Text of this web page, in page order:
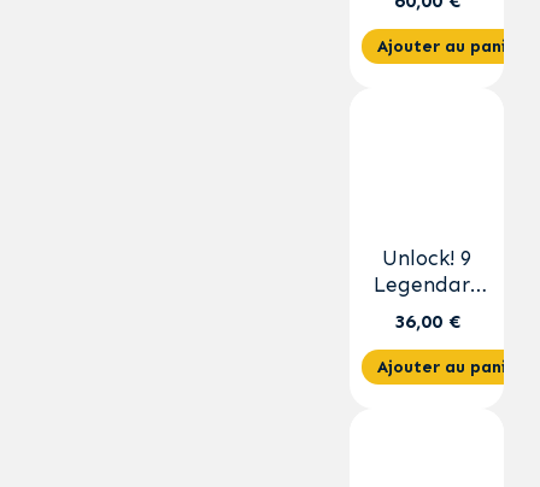
Ajouter au panier
Unlock! 9
Legendary
Adventures
36,00 €
Ajouter au panier